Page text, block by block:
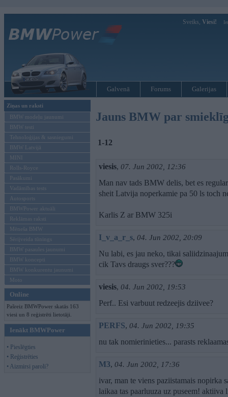
Sveiks, Viesi!
Galvenā Forums Galerijas
Ziņas un raksti
BMW modeļu jaunumi
BMW testi
Tehnoloģijas & sasniegumi
BMW Latvijā
MINI
Rolls-Royce
Pasākumi
Vadāmības tests
Autosports
BMWPower aktuāli
Reklāmas raksti
Mēneša BMW
Sērijveida tūnings
BMW pasaules jaunumi
BMW koncepti
BMW konkurentu jaunumi
Moto
Online
Pašreiz BMWPower skatās 163
viesi un 8 reģistrēti lietotāji.
Ienākt BMWPower
• Pieslēgties
• Reģistrēties
• Aizmirsi paroli?
Jauns BMW par
1-12
viesis, 07. Jun 2002, 12:36
Man nav tads BMW delis, bet es
sheit Latvija noperkamie pa 50 ls toch
Karlis Z ar BMW 325i
I_v_a_r_s, 04. Jun 2002, 20:09
Nu labi, es jau neko, tikai
cik Tavs draugs sver???
viesis, 04. Jun 2002, 19:53
Perf.. Esi varbuut redzeejis dziivee?
PERFS, 04. Jun 2002, 19:35
nu tak nomierinieties... parasts
M3, 04. Jun 2002, 17:36
ivar, man te viens paziistamais nopirka
laikaa tas paarluuza uz puseem! aktiiva